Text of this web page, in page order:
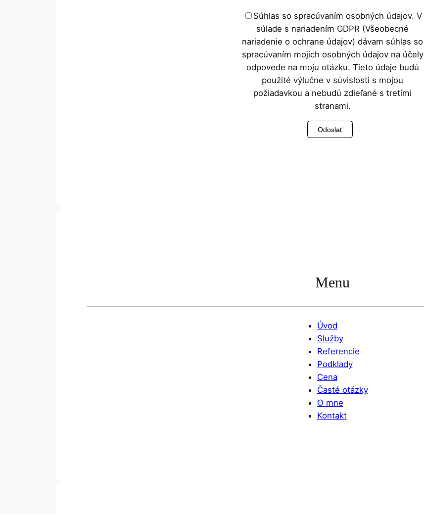
Súhlas so spracúvaním osobných údajov. V
súlade s nariadením GDPR (Všeobecné
nariadenie o ochrane údajov) dávam súhlas so
spracúvaním mojich osobných údajov na účely
odpovede na moju otázku. Tieto údaje budú
použité výlučne v súvislosti s mojou
požiadavkou a nebudú zdieľané s tretími
stranami.
Menu
Úvod
Služby
Referencie
Podklady
Cena
Časté otázky
O mne
Kontakt